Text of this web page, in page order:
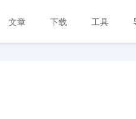
文章 下载 工具